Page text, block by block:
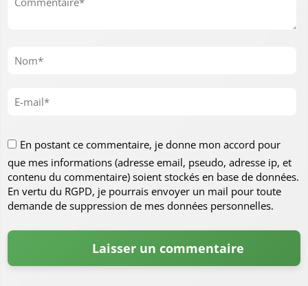
En postant ce commentaire, je donne mon accord pour
que mes informations (adresse email, pseudo, adresse ip, et
contenu du commentaire) soient stockés en base de données.
En vertu du RGPD, je pourrais envoyer un mail pour toute
demande de suppression de mes données personnelles.